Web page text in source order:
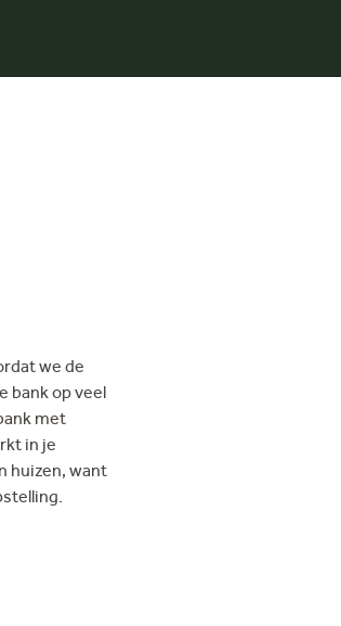
we de
bank op veel
met
in je
huizen, want